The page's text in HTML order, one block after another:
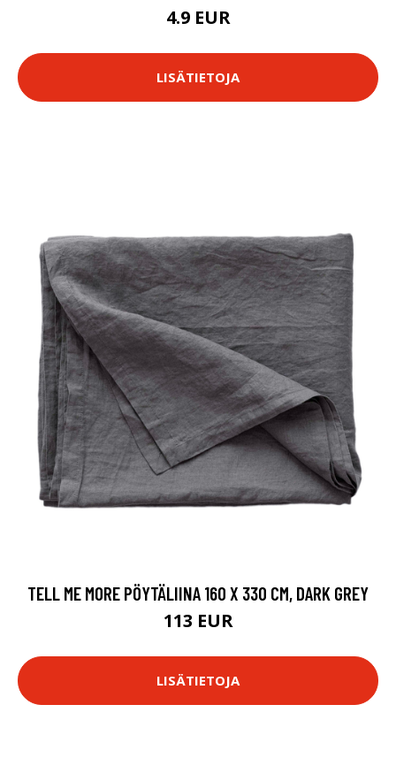
4.9 EUR
LISÄTIETOJA
TELL ME MORE PÖYTÄLIINA 160 X 330 CM, DARK GREY
113 EUR
LISÄTIETOJA